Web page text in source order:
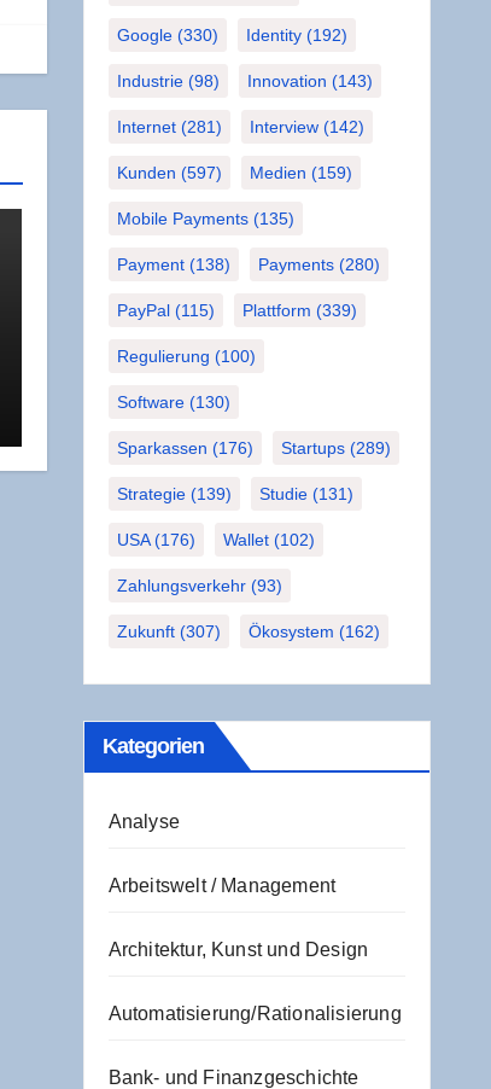
Google(330) Identity(192)
Industrie(98) Innovation (143)
Internet(281) Interview(142)
Kunden (597) Medien (159)
Mobile Payments(135)
Payment(138) Payments(280)
PayPal(115) Plattform (339)
Regulierung (100)
Software(130)
Sparkassen (176) Startups(289)
Strategie(139) Studie(131)
USA(176) Wallet(102)
Zahlungsverkehr(93)
Zukunft(307) Ökosystem (162)
Kate­go­rien
Analyse
Arbeitswelt / Management
Architektur, Kunst und Design
Automatisierung/Rationalisierung
Bank- und Finanzgeschichte